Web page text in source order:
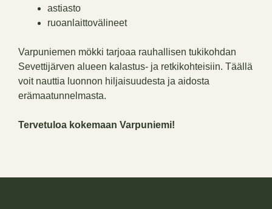
astiasto
ruoanlaittovälineet
Varpuniemen mökki tarjoaa rauhallisen tukikohdan
Sevettijärven alueen kalastus- ja retkikohteisiin. Täällä
voit nauttia luonnon hiljaisuudesta ja aidosta
erämaatunnelmasta.
Tervetuloa kokemaan Varpuniemi!